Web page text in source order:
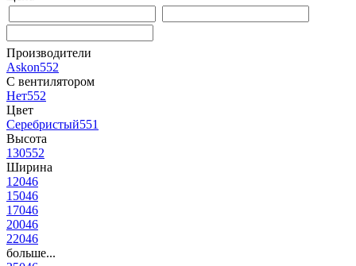
Производители
Askon552
С вентилятором
Нет552
Цвет
Серебристый551
Высота
130552
Ширина
12046
15046
17046
20046
22046
больше...